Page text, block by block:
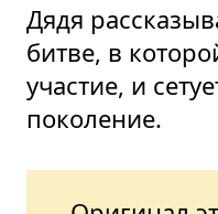
Дядя
битве, в
участие, и
поколение.